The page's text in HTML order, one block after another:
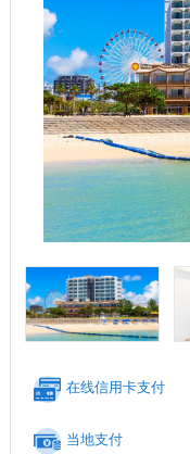
在线信用卡支付
当地支付